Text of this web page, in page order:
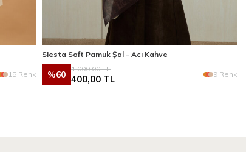
15 Renk
Siesta Soft Pamuk Şal - Acı Kahve
%60
1.000,00TL
400,00 TL 9 Renk